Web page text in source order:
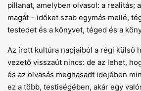
pillanat, amelyben olvasol: a realitás;
magát – időket szab egymás mellé,
testedet és a könyvet, téged és a
Az írott kultúra napjaiból a régi külső
vezető visszaút nincs: de az lehet,
és az olvasás meghasadt idejében
ez a több, testiségében, akár egy